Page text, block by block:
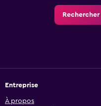
Entreprise
À propos